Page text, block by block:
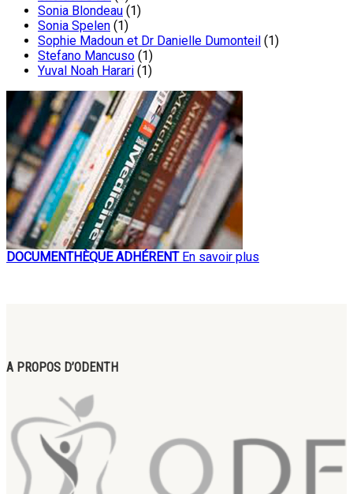
Sonia Blondeau (1)
Sonia Spelen (1)
Sophie Madoun et Dr Danielle Dumonteil (1)
Stefano Mancuso (1)
Yuval Noah Harari (1)
DOCUMENTHÈQUE ADHÉRENT En savoir plus
A PROPOS D’ODENTH